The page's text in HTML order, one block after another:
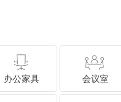
办公家具 会议室